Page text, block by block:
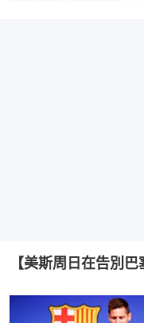
【美斯周日在告別巴